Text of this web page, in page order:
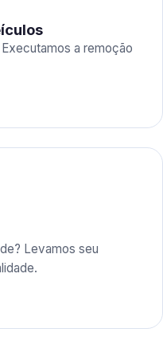
a remoção
Levamos seu